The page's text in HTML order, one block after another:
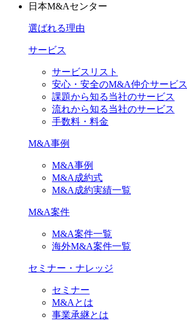
日本M&Aセンター
選ばれる理由
サービス
サービスリスト
安心・安全のM&A仲介サービス
課題から知る当社のサービス
流れから知る当社のサービス
手数料・料金
M&A事例
M&A事例
M&A成約式
M&A成約実績一覧
M&A案件
M&A案件一覧
海外M&A案件一覧
セミナー・ナレッジ
セミナー
M&Aとは
事業承継とは